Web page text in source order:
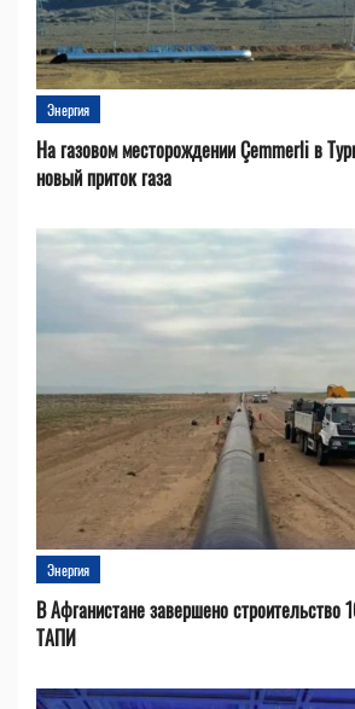
Энергия
На газовом месторождении Çemmerli в
новый приток газа
Энергия
В Афганистане завершено строительство
ТАПИ